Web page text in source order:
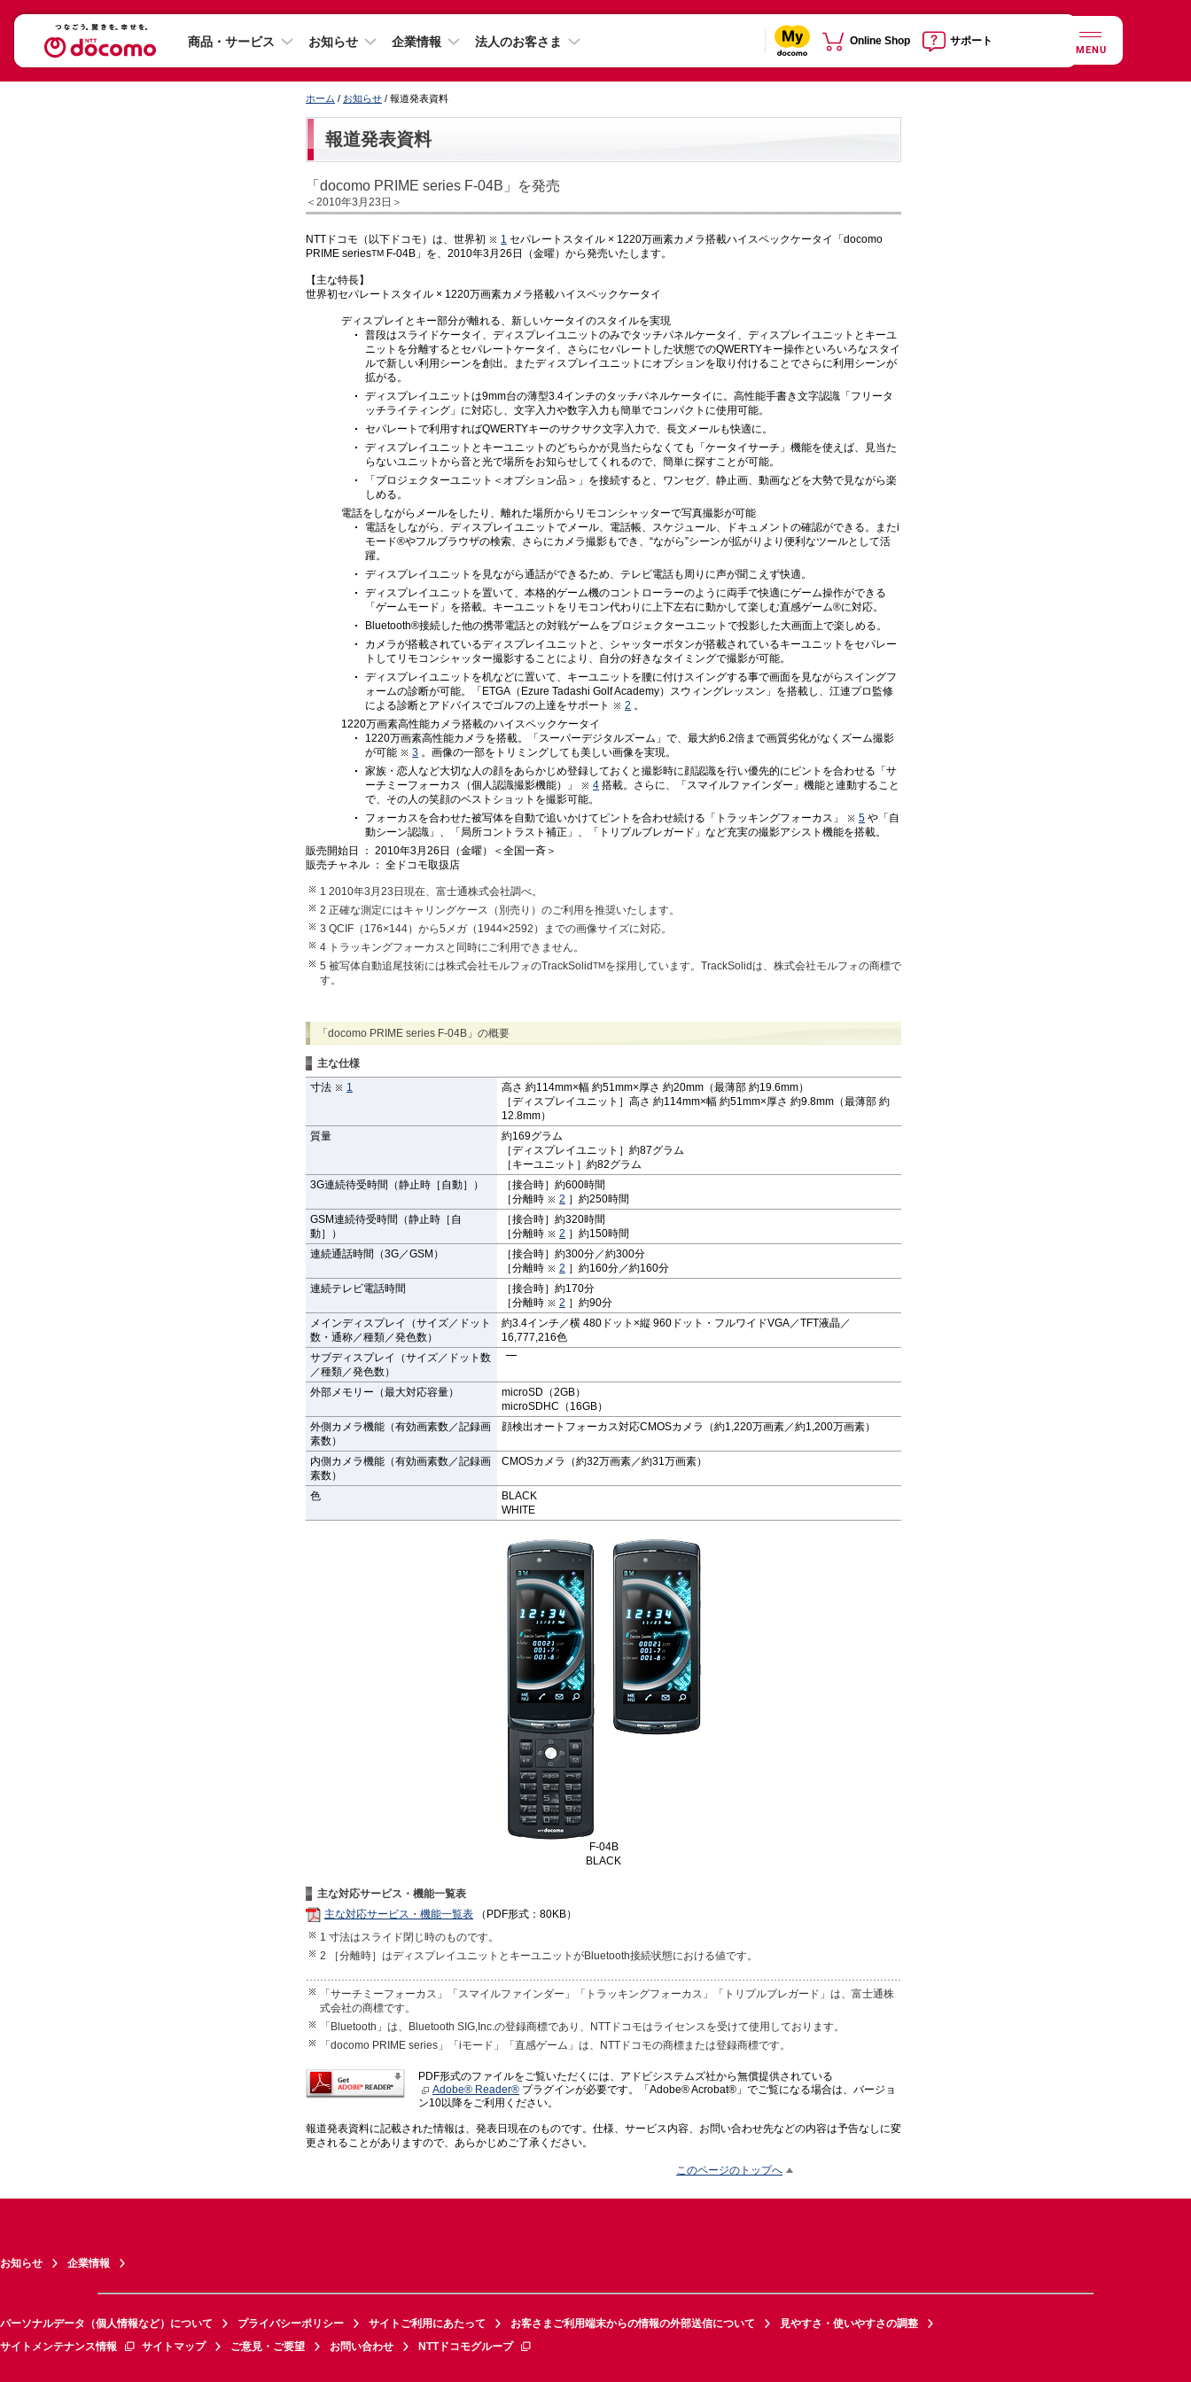
商品・サービス お知らせ 企業情報 法人のお客さま Online Shop サポート
MENU
ホーム / お知らせ / 報道発表資料
報道発表資料
「docomo PRIME series F-04B」を発売
＜2010年3月23日＞
NTTドコモ（以下ドコモ）は、世界初 1 セパレートスタイル × 1220万画素カメラ搭載ハイスペックケータイ「docomo
PRIME seriesTM F-04B」を、2010年3月26日（金曜）から発売いたします。
【主な特長】
世界初セパレートスタイル × 1220万画素カメラ搭載ハイスペックケータイ
ディスプレイとキー部分が離れる、新しいケータイのスタイルを実現
普段はスライドケータイ、ディスプレイユニットのみでタッチパネルケータイ、ディスプレイユニットとキーユ
ニットを分離するとセパレートケータイ、さらにセパレートした状態でのQWERTYキー操作といろいろなスタイ
ルで新しい利用シーンを創出。またディスプレイユニットにオプションを取り付けることでさらに利用シーンが
拡がる。
ディスプレイユニットは9mm台の薄型3.4インチのタッチパネルケータイに。高性能手書き文字認識「フリータ
ッチライティング」に対応し、文字入力や数字入力も簡単でコンパクトに使用可能。
セパレートで利用すればQWERTYキーのサクサク文字入力で、長文メールも快適に。
ディスプレイユニットとキーユニットのどちらかが見当たらなくても「ケータイサーチ」機能を使えば、見当た
らないユニットから音と光で場所をお知らせしてくれるので、簡単に探すことが可能。
「プロジェクターユニット＜オプション品＞」を接続すると、ワンセグ、静止画、動画などを大勢で見ながら楽
しめる。
電話をしながらメールをしたり、離れた場所からリモコンシャッターで写真撮影が可能
電話をしながら、ディスプレイユニットでメール、電話帳、スケジュール、ドキュメントの確認ができる。またi
モード®やフルブラウザの検索、さらにカメラ撮影もでき、“ながら”シーンが拡がりより便利なツールとして活
躍。
ディスプレイユニットを見ながら通話ができるため、テレビ電話も周りに声が聞こえず快適。
ディスプレイユニットを置いて、本格的ゲーム機のコントローラーのように両手で快適にゲーム操作ができる
「ゲームモード」を搭載。キーユニットをリモコン代わりに上下左右に動かして楽しむ直感ゲーム®に対応。
Bluetooth®接続した他の携帯電話との対戦ゲームをプロジェクターユニットで投影した大画面上で楽しめる。
カメラが搭載されているディスプレイユニットと、シャッターボタンが搭載されているキーユニットをセパレー
トしてリモコンシャッター撮影することにより、自分の好きなタイミングで撮影が可能。
ディスプレイユニットを机などに置いて、キーユニットを腰に付けスイングする事で画面を見ながらスイングフ
ォームの診断が可能。「ETGA（Ezure Tadashi Golf Academy）スウィングレッスン」を搭載し、江連プロ監修
による診断とアドバイスでゴルフの上達をサポート
2 。
1220万画素高性能カメラ搭載のハイスペックケータイ
1220万画素高性能カメラを搭載。「スーパーデジタルズーム」で、最大約6.2倍まで画質劣化がなくズーム撮影
が可能
3 。画像の一部をトリミングしても美しい画像を実現。
家族・恋人など大切な人の顔をあらかじめ登録しておくと撮影時に顔認識を行い優先的にピントを合わせる「サ
ーチミーフォーカス（個人認識撮影機能）」
4 搭載。さらに、「スマイルファインダー」機能と連動すること
で、その人の笑顔のベストショットを撮影可能。
フォーカスを合わせた被写体を自動で追いかけてピントを合わせ続ける「トラッキングフォーカス」
5 や「自
動シーン認識」、「局所コントラスト補正」、「トリプルブレガード」など充実の撮影アシスト機能を搭載。
販売開始日 ： 2010年3月26日（金曜）＜全国一斉＞
販売チャネル ： 全ドコモ取扱店
1 2010年3月23日現在、富士通株式会社調べ。
2 正確な測定にはキャリングケース（別売り）のご利用を推奨いたします。
3 QCIF（176×144）から5メガ（1944×2592）までの画像サイズに対応。
4 トラッキングフォーカスと同時にご利用できません。
5 被写体自動追尾技術には株式会社モルフォのTrackSolidTMを採用しています。TrackSolidは、株式会社モルフォの商標で
す。
「docomo PRIME series F-04B」の概要
主な仕様
寸法 1
高さ 約114mm×幅 約51mm×厚さ 約20mm（最薄部 約19.6mm）
［ディスプレイユニット］高さ 約114mm×幅 約51mm×厚さ 約9.8mm（最薄部 約
12.8mm）
質量
約169グラム
［ディスプレイユニット］約87グラム
［キーユニット］約82グラム
3G連続待受時間（静止時［自動］）
［接合時］約600時間
［分離時
2 ］約250時間
GSM連続待受時間（静止時［自
動］）
［接合時］約320時間
［分離時
2 ］約150時間
連続通話時間（3G／GSM）
［接合時］約300分／約300分
［分離時
2 ］約160分／約160分
連続テレビ電話時間
［接合時］約170分
［分離時
2 ］約90分
メインディスプレイ（サイズ／ドット
数・通称／種類／発色数）
約3.4インチ／横 480ドット×縦 960ドット・フルワイドVGA／TFT液晶／
16,777,216色
サブディスプレイ（サイズ／ドット数
／種類／発色数）
外部メモリー（最大対応容量）
microSD（2GB）
microSDHC（16GB）
外側カメラ機能（有効画素数／記録画
素数）
顔検出オートフォーカス対応CMOSカメラ（約1,220万画素／約1,200万画素）
内側カメラ機能（有効画素数／記録画
素数）
CMOSカメラ（約32万画素／約31万画素）
色
BLACK
WHITE
F-04B
BLACK
主な対応サービス・機能一覧表
主な対応サービス・機能一覧表 （PDF形式：80KB）
1 寸法はスライド閉じ時のものです。
2 ［分離時］はディスプレイユニットとキーユニットがBluetooth接続状態における値です。
「サーチミーフォーカス」「スマイルファインダー」「トラッキングフォーカス」「トリプルブレガード」は、富士通株
式会社の商標です。
「Bluetooth」は、Bluetooth SIG,Inc.の登録商標であり、NTTドコモはライセンスを受けて使用しております。
「docomo PRIME series」「iモード」「直感ゲーム」は、NTTドコモの商標または登録商標です。
PDF形式のファイルをご覧いただくには、アドビシステムズ社から無償提供されている
Adobe® Reader® プラグインが必要です。「Adobe® Acrobat®」でご覧になる場合は、バージョ
ン10以降をご利用ください。
報道発表資料に記載された情報は、発表日現在のものです。仕様、サービス内容、お問い合わせ先などの内容は予告なしに変
更されることがありますので、あらかじめご了承ください。
このページのトップへ
お知らせ 企業情報
パーソナルデータ（個人情報など）について プライバシーポリシー サイトご利用にあたって お客さまご利用端末からの情報の外部送信について
見やすさ・使いやすさの調整
サイトメンテナンス情報
サイトマップ ご意見・ご要望 お問い合わせ NTTドコモグループ